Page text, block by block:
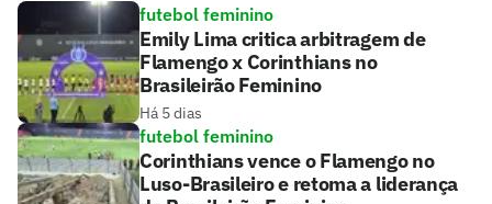
futebol feminino
Emily Lima critica arbitragem de
Flamengo x Corinthians no
Brasileirão Feminino
Há 5 dias
futebol feminino
Corinthians vence o Flamengo no
Luso-Brasileiro e retoma a liderança